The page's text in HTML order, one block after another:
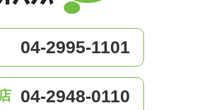
04-2995-1101
04-2948-0110